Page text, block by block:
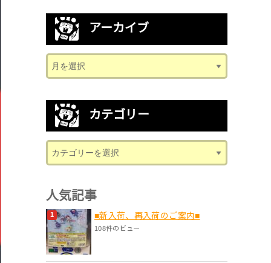
アーカイブ
カテゴリー
人気記事
■新入荷、再入荷のご案内■
108件のビュー